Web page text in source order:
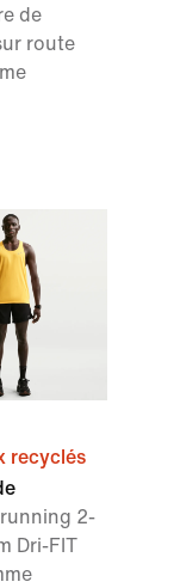
de
route
recyclés
2-
Dri-FIT